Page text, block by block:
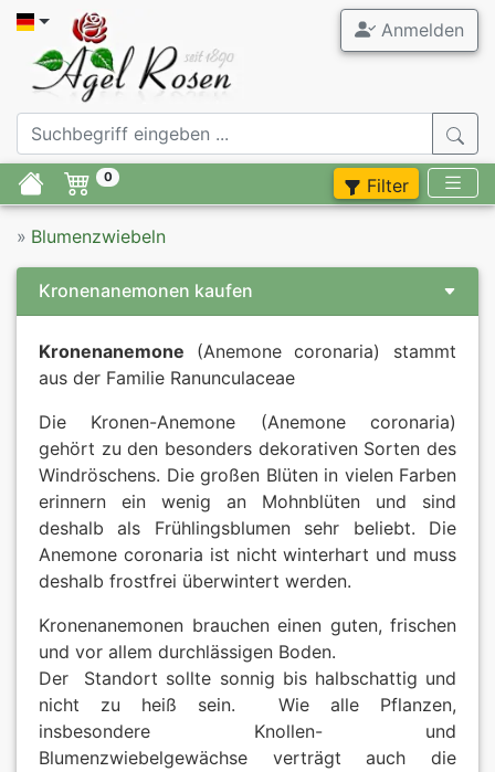
Anmelden
0 Filter
» Blumenzwiebeln
Kronenanemonen kaufen
Kronenanemone (Anemone coronaria) stammt
aus der Familie Ranunculaceae
Die Kronen-Anemone (Anemone coronaria)
gehört zu den besonders dekorativen Sorten des
Windröschens. Die großen Blüten in vielen Farben
erinnern ein wenig an Mohnblüten und sind
deshalb als Frühlingsblumen sehr beliebt. Die
Anemone coronaria ist nicht winterhart und muss
deshalb frostfrei überwintert werden.
Kronenanemonen brauchen einen guten, frischen
und vor allem durchlässigen Boden.
Der Standort sollte sonnig bis halbschattig und
nicht zu heiß sein. Wie alle Pflanzen,
insbesondere Knollen- und
Blumenzwiebelgewächse verträgt auch die
Flieder
Stauden
Päonien
AGB